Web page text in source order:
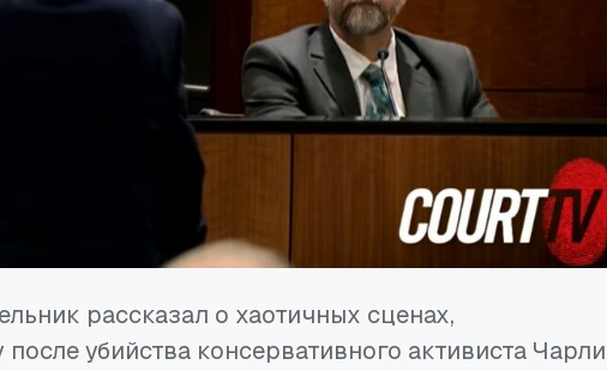
рассказал о хаотичных сценах,
убийства консервативного активиста Чарли